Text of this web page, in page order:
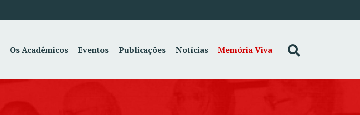
Os Acadêmicos Eventos Publicações Notícias Memória Viva